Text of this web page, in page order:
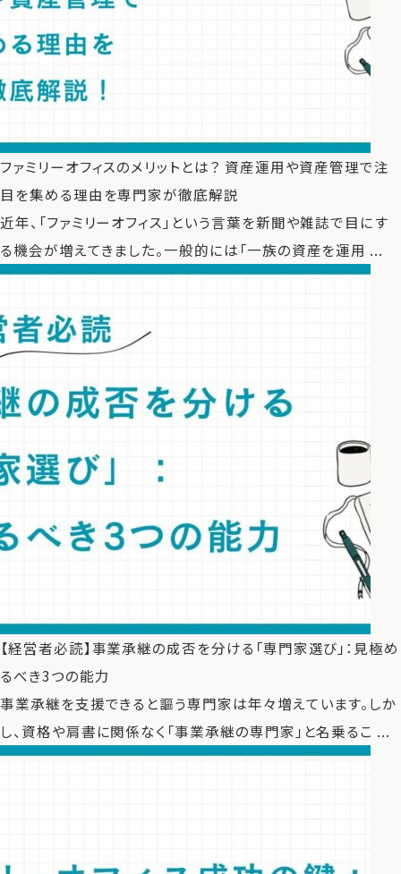
ファミリーオフィスのメリットとは？ 資産運用や資産管理で注
目を集める理由を専門家が徹底解説
近年、「ファミリーオフィス」という言葉を新聞や雑誌で目にす
る機会が増えてきました。一般的には「一族の資産を運用 ...
【経営者必読】事業承継の成否を分ける「専門家選び」：見極め
るべき3つの能力
事業承継を支援できると謳う専門家は年々増えています。しか
し、資格や肩書に関係なく「事業承継の専門家」と名乗るこ ...